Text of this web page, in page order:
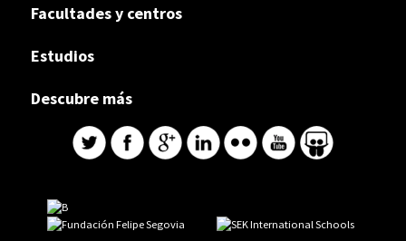
Facultades y centros
Estudios
Descubre más